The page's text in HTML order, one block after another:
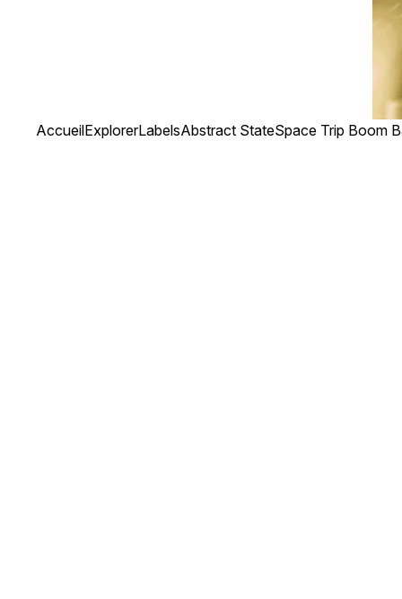
AccueilExplorerLabelsAbstract StateSpace Trip Boom